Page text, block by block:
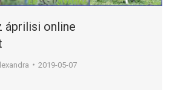
áprilisi online
2019-05-07